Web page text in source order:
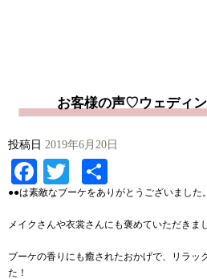
お客様の声♡ウェディ
投稿日 2019年6月20日
Facebook
Twitter
有
●●は素敵なブーケをありがとうございました。
メイクさんや衣裳さんにも褒めていただきま
ブーケの香りにも癒されたおかげで、リラッ
た！